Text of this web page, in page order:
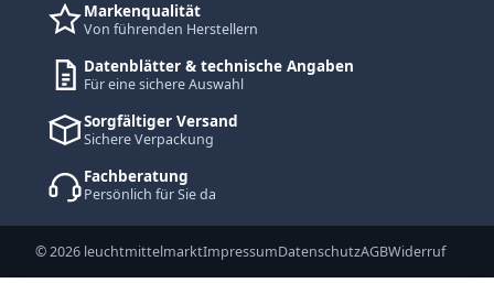
Markenqualität
Von führenden Herstellern
Datenblätter & technische Angaben
Für eine sichere Auswahl
Sorgfältiger Versand
Sichere Verpackung
Fachberatung
Persönlich für Sie da
© 2026 leuchtmittelmarktImpressumDatenschutzAGBWiderruf